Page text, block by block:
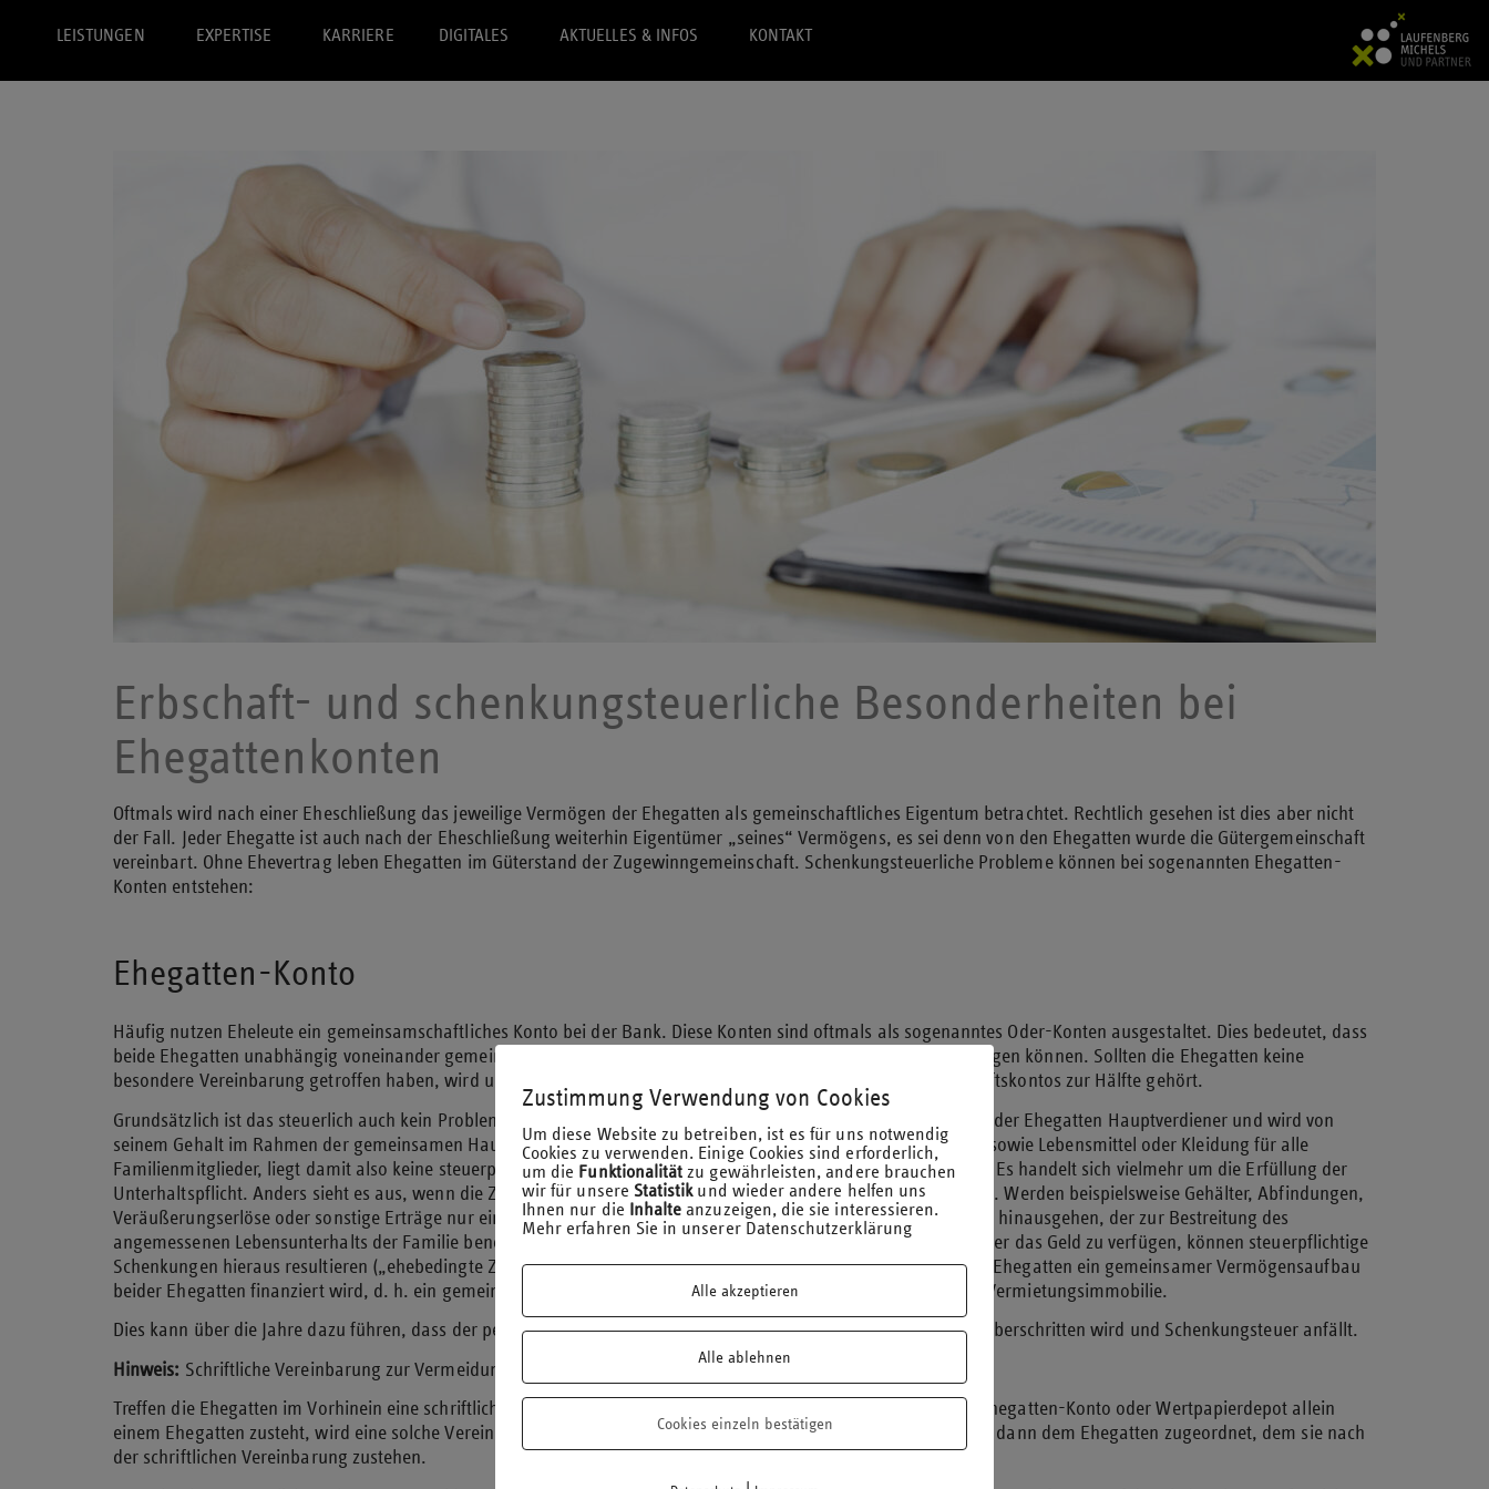
LEISTUNGEN EXPERTISE KARRIERE DIGITALES AKTUELLES & INFOS KONTAKT
Erbschaft- und schenkungsteuerliche Besonderheiten bei
Ehegattenkonten
Oftmals wird nach einer Eheschließung das jeweilige Vermögen der Ehegatten als gemeinschaftliches Eigentum betrachtet. Rechtlich gesehen ist dies aber nicht
der Fall. Jeder Ehegatte ist auch nach der Eheschließung weiterhin Eigentümer „seines“ Vermögens, es sei denn von den Ehegatten wurde die Gütergemeinschaft
vereinbart. Ohne Ehevertrag leben Ehegatten im Güterstand der Zugewinngemeinschaft. Schenkungsteuerliche Probleme können bei sogenannten Ehegatten-
Konten entstehen:
Ehegatten-Konto
Häufig nutzen Eheleute ein gemeinsamschaftliches Konto bei der Bank. Diese Konten sind oftmals als sogenanntes Oder-Konten ausgestaltet. Dies bedeutet, dass
beide Ehegatten unabhängig voneinander gemeinsam Kontoinhaber sind und selbstständig über das Konto verfügen können. Sollten die Ehegatten keine
besondere Vereinbarung getroffen haben, wird unterstellt, dass beiden Eheleuten das Guthaben des Gemeinschaftskontos zur Hälfte gehört.
Grundsätzlich ist das steuerlich auch kein Problem, denn Ehegatten sind einander unterhaltsverpflichtet. Ist einer der Ehegatten Hauptverdiener und wird von
seinem Gehalt im Rahmen der gemeinsamen Haushaltsführung die Miete für die gemeinsame Wohnung gezahlt sowie Lebensmittel oder Kleidung für alle
Familienmitglieder, liegt damit also keine steuerpflichtige Schenkung im Sinne einer freigiebigen Zuwendung vor. Es handelt sich vielmehr um die Erfüllung der
Unterhaltspflicht. Anders sieht es aus, wenn die Zuwendungen über die „normale“ Unterhaltspflicht hinausgehen. Werden beispielsweise Gehälter, Abfindungen,
Veräußerungserlöse oder sonstige Erträge nur eines Ehegatten auf dem Konto verbucht, die weit über den Betrag hinausgehen, der zur Bestreitung des
angemessenen Lebensunterhalts der Familie benötigt wird und ist der andere Ehegatte berechtigt, selbständig über das Geld zu verfügen, können steuerpflichtige
Schenkungen hieraus resultieren („ehebedingte Zuwendungen“). Besonders kritisch wird dies, wenn durch einen Ehegatten ein gemeinsamer Vermögensaufbau
beider Ehegatten finanziert wird, d. h. ein gemeinsames Wertpapierdepot der Ehegatten oder eine gemeinsame Vermietungsimmobilie.
Dies kann über die Jahre dazu führen, dass der persönliche Freibetrag von 500.000,00 € innerhalb von 10 Jahren überschritten wird und Schenkungsteuer anfällt.
Hinweis: Schriftliche Vereinbarung zur Vermeidung ehebedingter Zuwendungen und Handlungsempfehlung
Treffen die Ehegatten im Vorhinein eine schriftliche Vereinbarung, dass das Guthaben auf einem gemeinsamen Ehegatten-Konto oder Wertpapierdepot allein
einem Ehegatten zusteht, wird eine solche Vereinbarung auch steuerlich anerkannt. Größere Geldbeträge bleiben dann dem Ehegatten zugeordnet, dem sie nach
der schriftlichen Vereinbarung zustehen.
Zustimmung Verwendung von Cookies
Um diese Website zu betreiben, ist es für uns notwendig
Cookies zu verwenden. Einige Cookies sind erforderlich,
um die Funktionalität zu gewährleisten, andere brauchen
wir für unsere Statistikund wieder andere helfen uns
Ihnen nur die Inhalte anzuzeigen, die sie interessieren.
Mehr erfahren Sie in unserer Datenschutzerklärung
Alle akzeptieren
Alle ablehnen
Cookies einzeln bestätigen